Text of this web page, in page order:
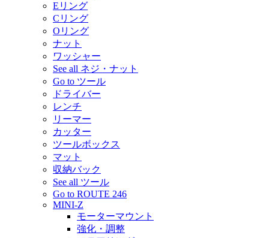
Eリング
Cリング
Oリング
ナット
ワッシャー
See all ネジ・ナット
Go to ツール
ドライバー
レンチ
リーマー
カッター
ツールボックス
マット
収納バック
See all ツール
Go to ROUTE 246
MINI-Z
モーターマウント
強化・調整